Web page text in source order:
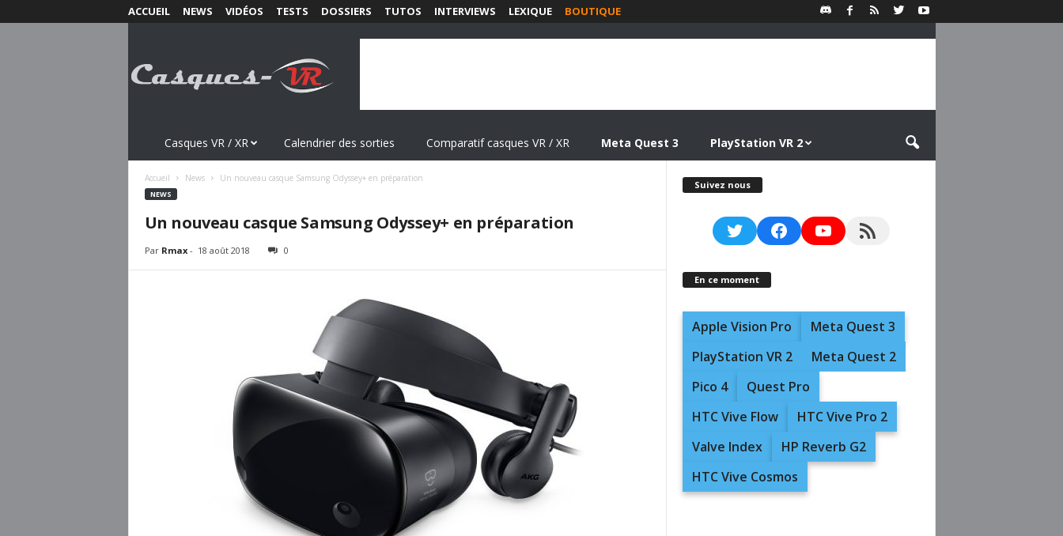
ACCUEIL NEWS VIDÉOS TESTS DOSSIERS TUTOS INTERVIEWS LEXIQUE BOUTIQUE
s
Casques VR / XR Calendrier des sorties Comparatif casques VR / XR Meta Quest 3 PlayStation VR 2
Accueil News Un nouveau casque Samsung Odyssey+ en préparation
NEWS
Un nouveau casque Samsung Odyssey+ en préparation
Par Rmax- 18 août 2018 0
Suivez nous
TwitterFacebookYouTubeRSS Feed
En ce moment
Apple Vision Pro
Meta Quest 3
PlayStation VR 2
Meta Quest 2
Pico 4
Quest Pro
HTC Vive Flow
HTC Vive Pro 2
Valve Index
HP Reverb G2
HTC Vive Cosmos